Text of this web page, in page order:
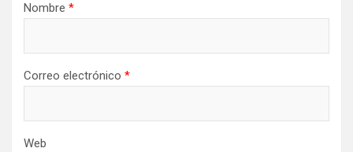
Nombre *
Correo electrónico *
Web